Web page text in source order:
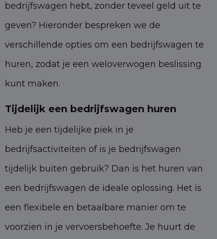
bedrijfswagen hebt, zonder teveel geld uit te
geven? Hieronder bespreken we de
verschillende opties om een bedrijfswagen te
huren, zodat je een weloverwogen beslissing
kunt maken.
Tijdelijk een bedrijfswagen huren
Heb je een tijdelijke piek in je
bedrijfsactiviteiten of is je bedrijfswagen
tijdelijk buiten gebruik? Dan is het huren van
een bedrijfswagen de ideale oplossing. Het is
een flexibele en betaalbare manier om te
voorzien in je vervoersbehoefte. Je huurt de